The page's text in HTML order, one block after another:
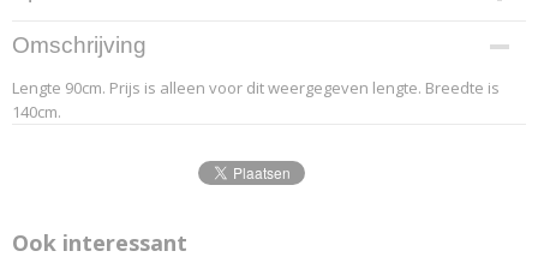
Productcode leverancier
4.2
Afmetingen (l,b,h)
90 x 140 x 0 cm
Omschrijving
Lengte 90cm. Prijs is alleen voor dit weergegeven lengte. Breedte is
140cm.
Ook interessant